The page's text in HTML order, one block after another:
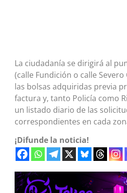
La ciudadanía se dirigirá al
(calle Fundición o calle
las bolsas adquiridas previa
factura y, tanto Policía como
un listado diario de las
correspondientes en cada
¡Difunde la noticia!